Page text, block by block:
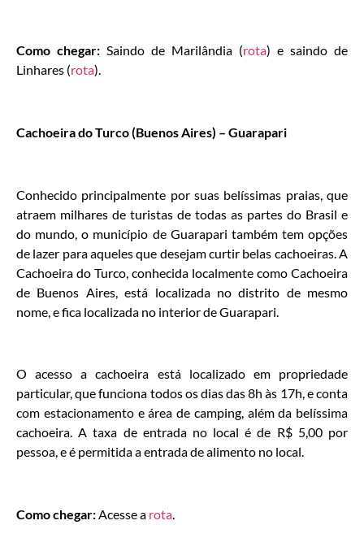
Como chegar: Saindo de Marilândia (rota) e saindo de
Linhares (rota).
Cachoeira do Turco (Buenos Aires) – Guarapari
Conhecido principalmente por suas belíssimas praias, que
atraem milhares de turistas de todas as partes do Brasil e
do mundo, o município de Guarapari também tem opções
de lazer para aqueles que desejam curtir belas cachoeiras. A
Cachoeira do Turco, conhecida localmente como Cachoeira
de Buenos Aires, está localizada no distrito de mesmo
nome, e fica localizada no interior de Guarapari.
O acesso a cachoeira está localizado em propriedade
particular, que funciona todos os dias das 8h às 17h, e conta
com estacionamento e área de camping, além da belíssima
cachoeira. A taxa de entrada no local é de R$ 5,00 por
pessoa, e é permitida a entrada de alimento no local.
Como chegar:Acesse a rota.